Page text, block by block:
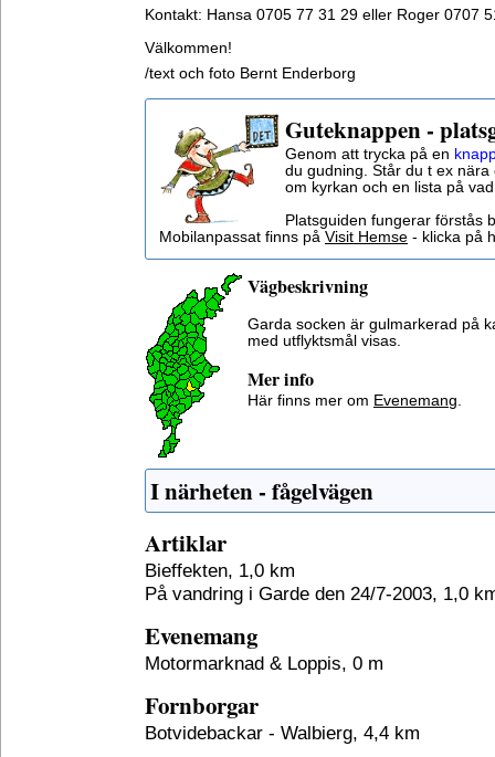
Kontakt: Hansa 0705 77 31 29 eller Roger 0707
Välkommen!
/text och foto Bernt Enderborg
Guteknappen -
Genom att trycka på en
du gudning. Står du t ex
om kyrkan och en lista på
Platsguiden fungerar förstås
Mobilanpassat finns på Visit Hemse - klicka på
Vägbeskrivning
Garda socken är gulmarkerad på
med utflyktsmål visas.
Mer info
Här finns mer om Evenemang.
I närheten - fågelvägen
Artiklar
Bieffekten, 1,0 km
På vandring i Garde den 24/7-2003, 1,0
Evenemang
Motormarknad & Loppis, 0 m
Fornborgar
Botvidebackar - Walbierg, 4,4 km